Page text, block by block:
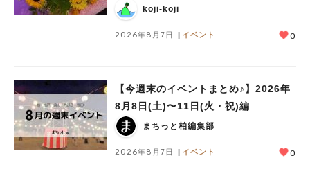
koji-koji
2026年8月7日 イベント 0
【今週末のイベントまとめ♪】2026年
8月8日(土)〜11日(火・祝)編
まちっと柏編集部
2026年8月7日 イベント 0
#教えたい/こんなの見つけた